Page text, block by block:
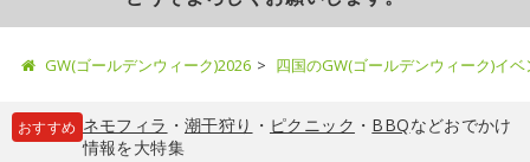
GW(ゴールデンウィーク)2026 四国のGW(ゴールデンウィーク)イ
おすすめ ネモフィラ ・ 潮干狩り ・ ピクニック ・ BBQなどおでかけ
情報を大特集